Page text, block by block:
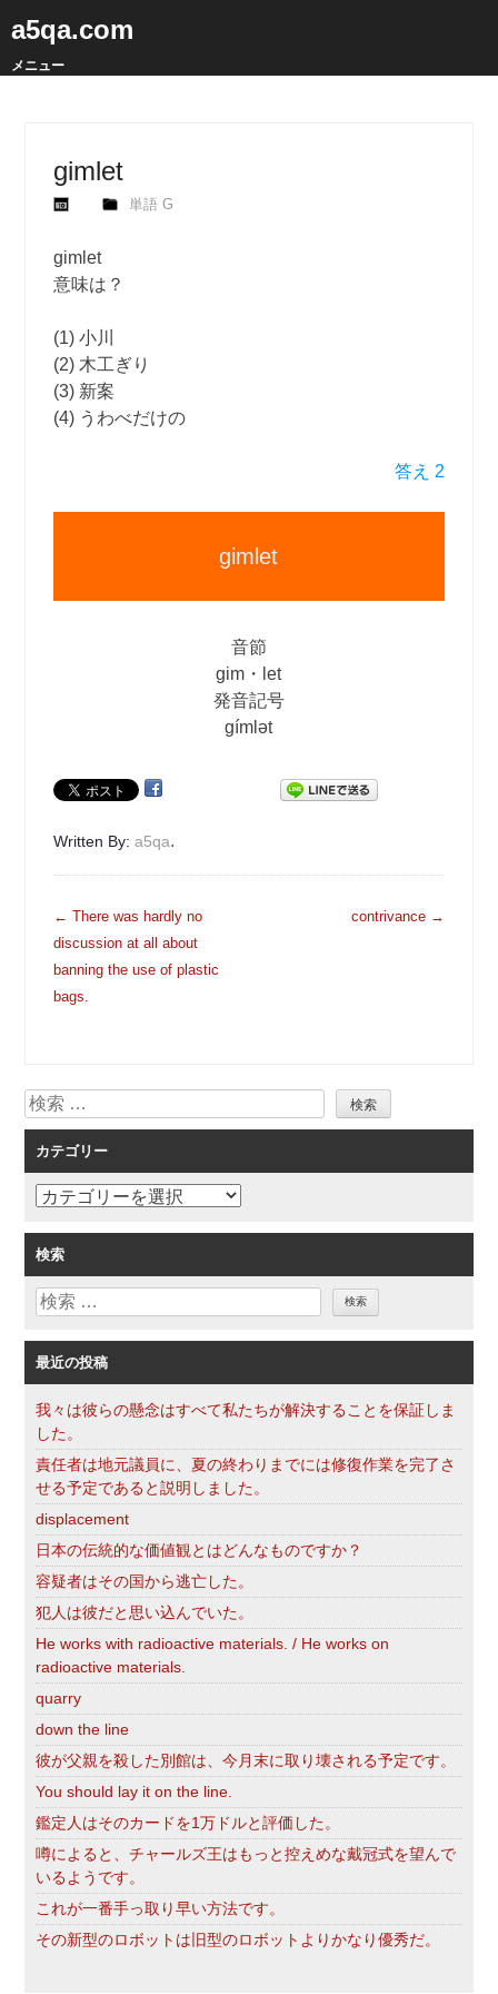
a5qa.com
メニュー
gimlet
単語 G
gimlet
意味は？
(1) 小川
(2) 木工ぎり
(3) 新案
(4) うわべだけの
答え 2
gimlet
音節
gim・let
発音記号
gímlət
Written By:a5qa.
投
稿
ナ
ビ
ョ
ン
← There was hardly no
discussion at all about
banning the use of plastic
bags.
contrivance →
検
索
カテゴリー
カ
ゴ
リ
ー
検索
検
最近の投稿
我々は彼らの懸念はすべて私たちが解決することを保証しま
した。
責任者は地元議員に、夏の終わりまでには修復作業を完了さ
せる予定であると説明しました。
displacement
日本の伝統的な価値観とはどんなものですか？
容疑者はその国から逃亡した。
犯人は彼だと思い込んでいた。
He works with radioactive materials. / He works on
radioactive materials.
quarry
down the line
彼が父親を殺した別館は、今月末に取り壊される予定です。
You should lay it on the line.
鑑定人はそのカードを1万ドルと評価した。
噂によると、チャールズ王はもっと控えめな戴冠式を望んで
いるようです。
これが一番手っ取り早い方法です。
その新型のロボットは旧型のロボットよりかなり優秀だ。